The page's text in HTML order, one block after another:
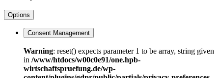
Options
Consent Management
Warning: reset() expects parameter 1 to be array, string given
in /www/htdocs/w00c0e91/one.hpb-
wirtschaftspruefung.de/wp-